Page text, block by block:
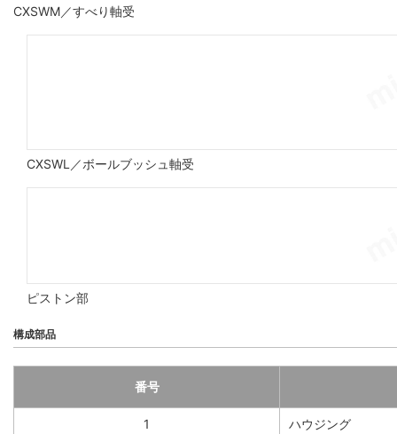
CXSWM／すべり軸受
CXSWL／ボールブッシュ軸受
ピストン部
構成部品
番号
1 ハウジング